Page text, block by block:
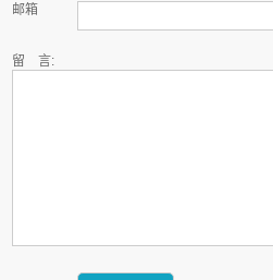
邮箱
留 言: